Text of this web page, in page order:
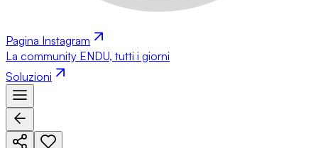
Pagina Instagram
La community ENDU, tutti i giorni
Soluzioni